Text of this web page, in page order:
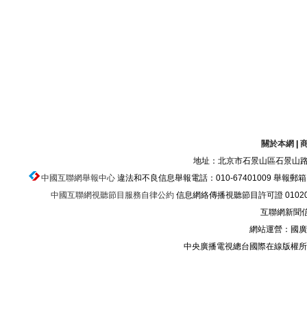
關於本網
地址：北京市石景山區石景山
中國互聯網舉報中心違法和不良信息舉報電話：010-67401009 舉報郵
中國互聯網視聽節目服務自律公約信息網絡傳播視聽節目許可證
互聯網新聞
網站運營：國
中央廣播電視總台國際在線版權